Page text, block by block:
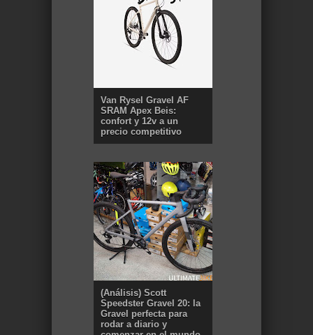
Van Rysel Gravel AF
SRAM Apex Beis:
confort y 12v a un
precio competitivo
(Análisis) Scott
Speedster Gravel 20: la
Gravel perfecta para
rodar a diario y